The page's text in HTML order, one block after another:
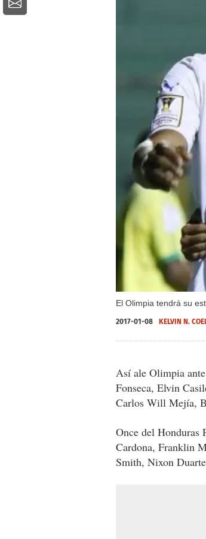
El Olimpia tendrá su
2017-01-08 KELVIN N.
Así ale Olimpia
Fonseca, Elvin
Carlos Will Mejía,
Once del Honduras
Cardona, Franklin
Smith, Nixon